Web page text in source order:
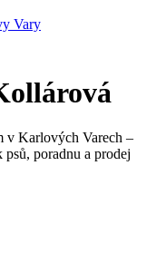
Vary
v Karlových Varech –
poradnu a prodej